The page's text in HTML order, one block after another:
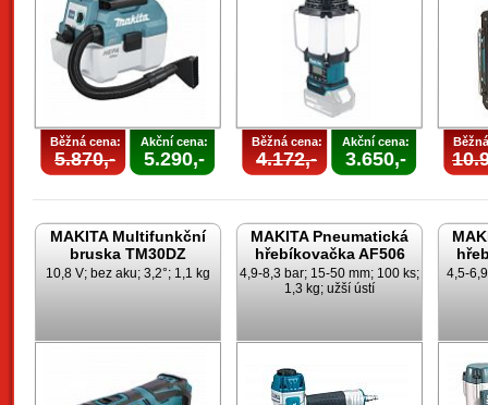
Běžná cena:
5.870,-
Akční cena:
5.290,-
Běžná cena:
4.172,-
Akční cena:
3.650,-
MAKITA Multifunkční
bruska TM30DZ
10,8 V; bez aku; 3,2°; 1,1 kg
MAKITA Pneumatická
hřebíkovačka AF506
4,9-8,3 bar; 15-50 mm; 100 ks;
1,3 kg; užší ústí
4,5-